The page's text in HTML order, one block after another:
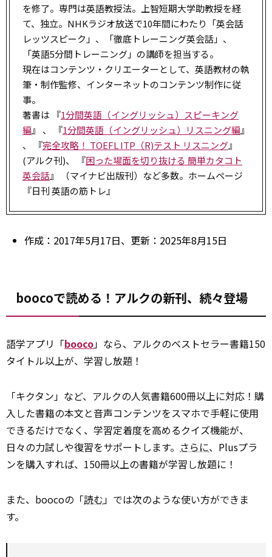
を修了。専門は英語教授法。上智短期大学助教授を経
て、独立。NHKラジオ放送で10年間にわたり「英会話
レッツスピーク」、「徹底トレーニング英会話」、
「英語5分間トレーニング」の講師を担当する。
現在はコンテンツ・クリエーターとして、英語教材の執
筆・制作監修、インターネットのコンテンツ制作に従
事。
著書は 『1分間英語（イングリッシュ）スピーキング
編』 、 『1分間英語（イングリッシュ）リスニング編』
、 『完全攻略！ TOEFL ITP（R)テスト リスニング』
(アルク刊)、 『困った場面を切り抜ける 簡単カタコト
英会話』 （マイナビ出版刊）など多数。ホームページ
『日刊 英語の筋トレ』
作成：2017年5月17日、更新：2025年8月15日
boocoで読める！アルクの新刊、続々登場
語学アプリ「booco」なら、アルクのベストセラー書籍150
タイトル以上が、学習し放題！
「キクタン」など、アルクの人気書籍600冊以上に対応！購
入した書籍の本文と音声コンテンツをスマホで手軽に使用
できるだけでなく、学習定着度を高めるクイズ機能が、
日々の力試しや復習をサポートします。 さらに、Plusプラ
ンを購入すれば、150冊以上の書籍が学習し放題に！
また、boocoの「読む」では次のような使い方ができま
す。